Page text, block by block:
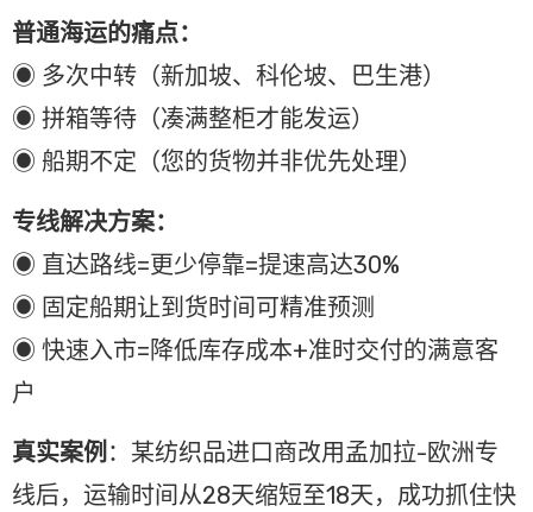
普通海运的痛点：
◉ 多次中转（新加坡、科伦坡、巴生港）
◉ 拼箱等待（凑满整柜才能发运）
◉ 船期不定（您的货物并非优先处理）
专线解决方案：
◉ 直达路线=更少停靠=提速高达30%
◉ 固定船期让到货时间可精准预测
◉ 快速入市=降低库存成本+准时交付的满意客
户
真实案例 ：某纺织品进口商改用孟加拉-欧洲专
线后，运输时间从28天缩短至18天，成功抓住快